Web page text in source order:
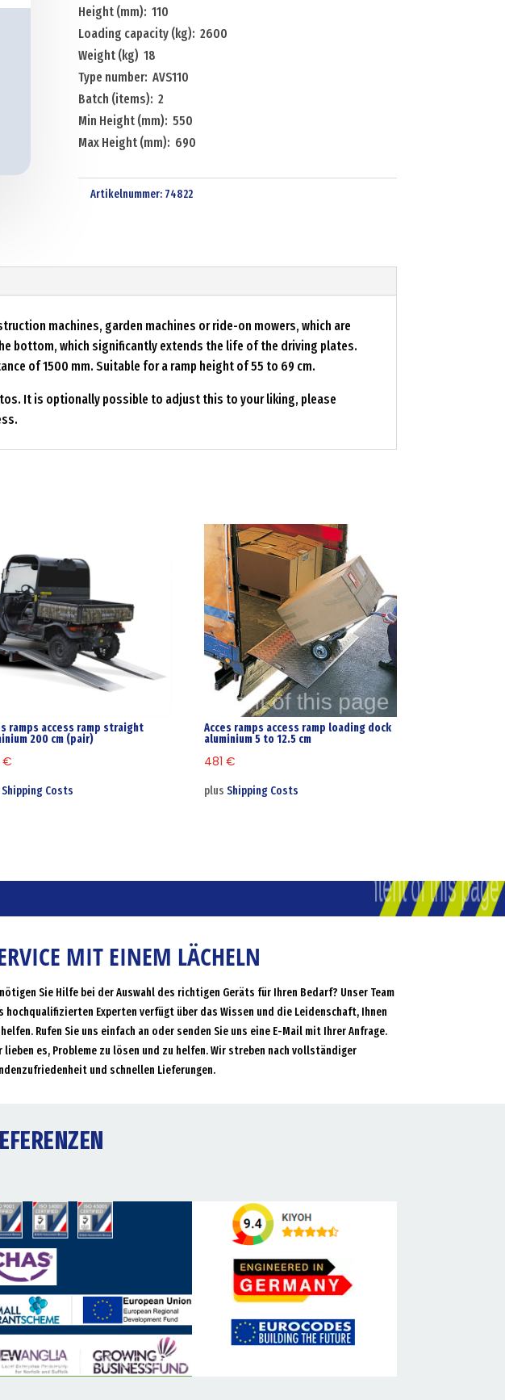
Height (mm): 110
Loading capacity (kg): 2600
Weight (kg) 18
Type number: AVS110
Batch (items): 2
Min Height (mm): 550
Max Height (mm): 690
Artikelnummer: 74822
machines, garden machines or ride-on mowers, which are
bottom, which significantly extends the life of the driving plates.
of 1500 mm. Suitable for a ramp height of 55 to 69 cm.
It is optionally possible to adjust this to your liking, please
ramps access ramp straight
200 cm (pair)
€
Shipping Costs
Acces ramps access ramp loading dock
aluminium 5 to 12.5 cm
481€
plusShipping Costs
MIT EINEM LÄCHELN
Sie Hilfe bei der Auswahl des richtigen Geräts für Ihren Bedarf? Unser Team
hochqualifizierten Experten verfügt über das Wissen und die Leidenschaft, Ihnen
Rufen Sie uns einfach an oder senden Sie uns eine E-Mail mit Ihrer Anfrage.
lieben es, Probleme zu lösen und zu helfen. Wir streben nach vollständiger
und schnellen Lieferungen.